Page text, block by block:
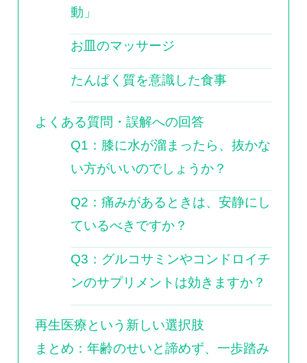
動」
お皿のマッサージ
たんぱく質を意識した食事
よくある質問・誤解への回答
Q1：膝に水が溜まったら、抜かな
い方がいいのでしょうか？
Q2：痛みがあるときは、安静にし
ているべきですか？
Q3：グルコサミンやコンドロイチ
ンのサプリメントは効きますか？
再生医療という新しい選択肢
まとめ：年齢のせいと諦めず、一歩踏み